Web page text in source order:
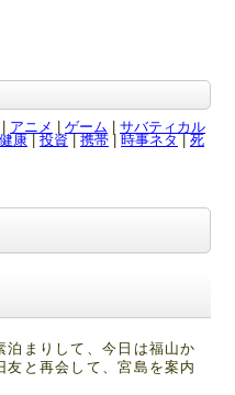
アニメ ゲーム
サバティカル
健康 投資 携帯 | 時事ネタ
死
泊まりして、今日は福山か
友と再会して、宮島を案内